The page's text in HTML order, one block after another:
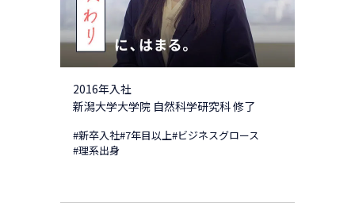
2016年入社
新潟大学大学院 自然科学研究科 修了
#新卒入社#7年目以上#ビジネスグロース
#理系出身